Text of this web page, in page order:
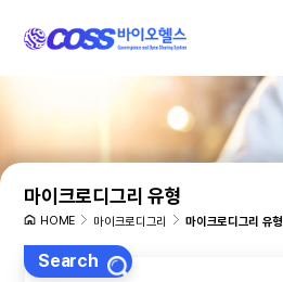
마이크로디그리 유형
HOME 마이크로디그리 마이크로디그리 유형
Search